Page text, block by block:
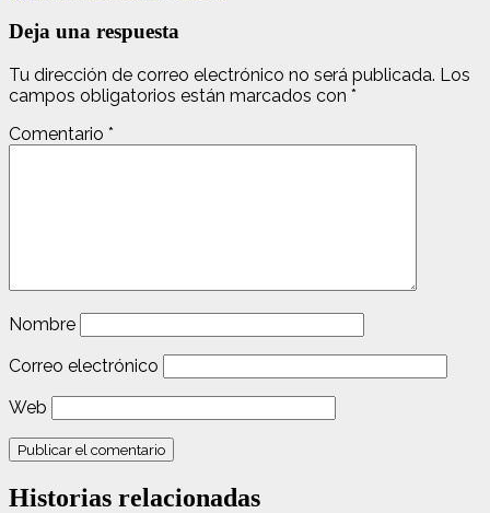
Deja una respuesta
Tu dirección de correo electrónico no será publicada. Los
campos obligatorios están marcados con *
Comentario *
Nombre
Correo electrónico
Web
Historias relacionadas